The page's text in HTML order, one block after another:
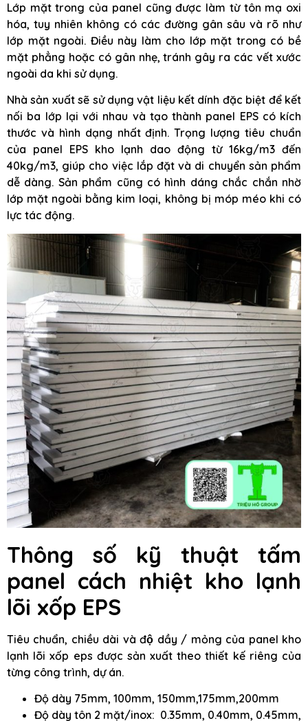
Lớp mặt trong của panel cũng được làm từ tôn mạ oxi
hóa, tuy nhiên không có các đường gân sâu và rõ như
lớp mặt ngoài. Điều này làm cho lớp mặt trong có bề
mặt phẳng hoặc có gân nhẹ, tránh gây ra các vết xước
ngoài da khi sử dụng.
Nhà sản xuất sẽ sử dụng vật liệu kết dính đặc biệt để kết
nối ba lớp lại với nhau và tạo thành panel EPS có kích
thước và hình dạng nhất định. Trọng lượng tiêu chuẩn
của panel EPS kho lạnh dao động từ 16kg/m3 đến
40kg/m3, giúp cho việc lắp đặt và di chuyển sản phẩm
dễ dàng. Sản phẩm cũng có hình dáng chắc chắn nhờ
lớp mặt ngoài bằng kim loại, không bị móp méo khi có
lực tác động.
Thông số kỹ thuật tấm
panel cách nhiệt kho lạnh
lõi xốp EPS
Tiêu chuẩn, chiều dài và độ dầy / mỏng của panel kho
lạnh lõi xốp eps được sản xuất theo thiết kế riêng của
từng công trình, dự án.
Độ dày 75mm, 100mm, 150mm,175mm,200mm
Độ dày tôn 2 mặt/inox: 0.35mm, 0.40mm, 0.45mm,